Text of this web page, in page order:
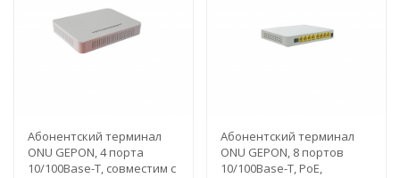
Абонентский терминал
ONU GEPON, 4 порта
10/100Base-T, совместим с
Абонентский терминал
ONU GEPON, 8 портов
10/100Base-T, PoE,